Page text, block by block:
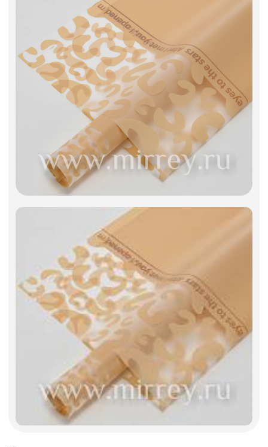
Игрушки мягкие
Изделия из металла